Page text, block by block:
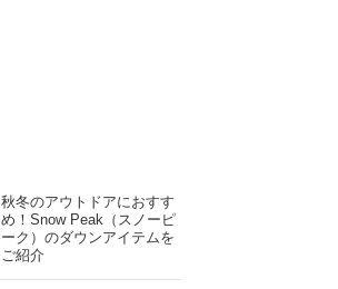
秋冬のアウトドアにおすす
め！Snow Peak（スノーピ
ーク）のダウンアイテムを
ご紹介